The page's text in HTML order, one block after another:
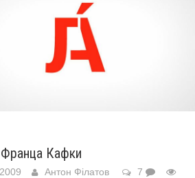
Кафки
Антон Філатов
7